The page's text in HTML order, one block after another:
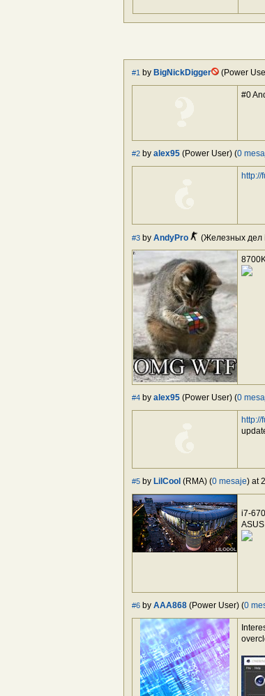
#1 by BigNickDigger (Power
#0
#2 by alex95 (Power User) (0
#3 by AndyPro (Железных дел
#4 by alex95 (Power User) (0
#5 by LilCool (RMA) (0 mesaje) at
i7-
#6 by AAA868 (Power User) (0